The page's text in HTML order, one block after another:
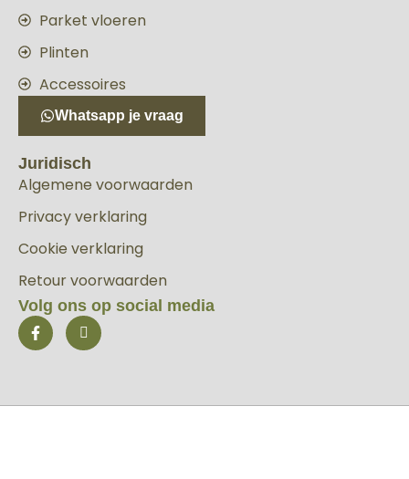
Parket vloeren
Plinten
Accessoires
Whatsapp je vraag
Juridisch
Algemene voorwaarden
Privacy verklaring
Cookie verklaring
Retour voorwaarden
Volg ons op social media